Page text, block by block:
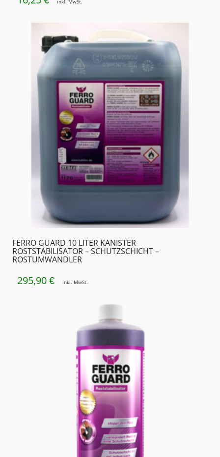
inkl. MwSt.
FERRO GUARD 10 LITER KANISTER
ROSTSTABILISATOR – SCHUTZSCHICHT –
ROSTUMWANDLER
295,90 € inkl. MwSt.